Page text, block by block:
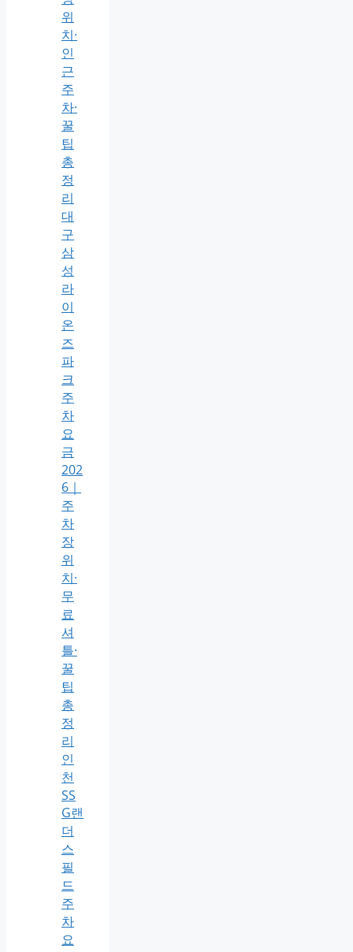
위
치·
인
근
주
차·
꿀
팁
총
정
리
대
구
삼
성
라
이
온
즈
파
크
주
차
요
금
202
6｜
주
차
장
위
치·
무
료
셔
틀·
꿀
팁
총
정
리
인
천
SS
G랜
더
스
필
드
주
차
요